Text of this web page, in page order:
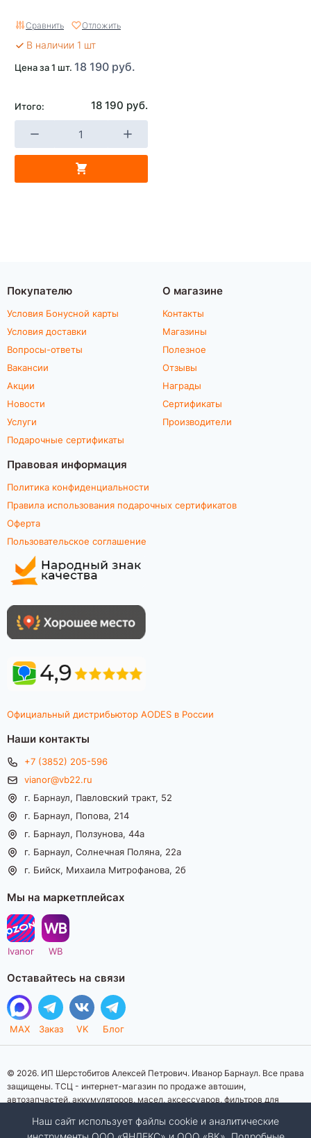
Сравнить Отложить
В наличии 1 шт
Цена за 1 шт. 18 190 руб.
Итого: 18 190 руб.
Покупателю
Условия Бонусной карты
Условия доставки
Вопросы-ответы
Вакансии
Акции
Новости
Услуги
Подарочные сертификаты
О магазине
Контакты
Магазины
Полезное
Отзывы
Награды
Сертификаты
Производители
Правовая информация
Политика конфиденциальности
Правила использования подарочных сертификатов
Оферта
Пользовательское соглашение
Официальный дистрибьютор AODES в России
Наши контакты
+7 (3852) 205-596
vianor@vb22.ru
г. Барнаул, Павловский тракт, 52
г. Барнаул, Попова, 214
г. Барнаул, Ползунова, 44а
г. Барнаул, Солнечная Поляна, 22а
г. Бийск, Михаила Митрофанова, 2б
Мы на маркетплейсах
Ivanor WB
Оставайтесь на связи
MAX Заказ VK Блог
© 2026. ИП Шерстобитов Алексей Петрович. Иванор Барнаул. Все права
защищены. ТСЦ - интернет-магазин по продаже автошин,
автозапчастей, аккумуляторов, масел, аксессуаров, фильтров для
информационный характер. Представленная информация о товарах, их
Наш сайт использует файлы cookie и аналитические